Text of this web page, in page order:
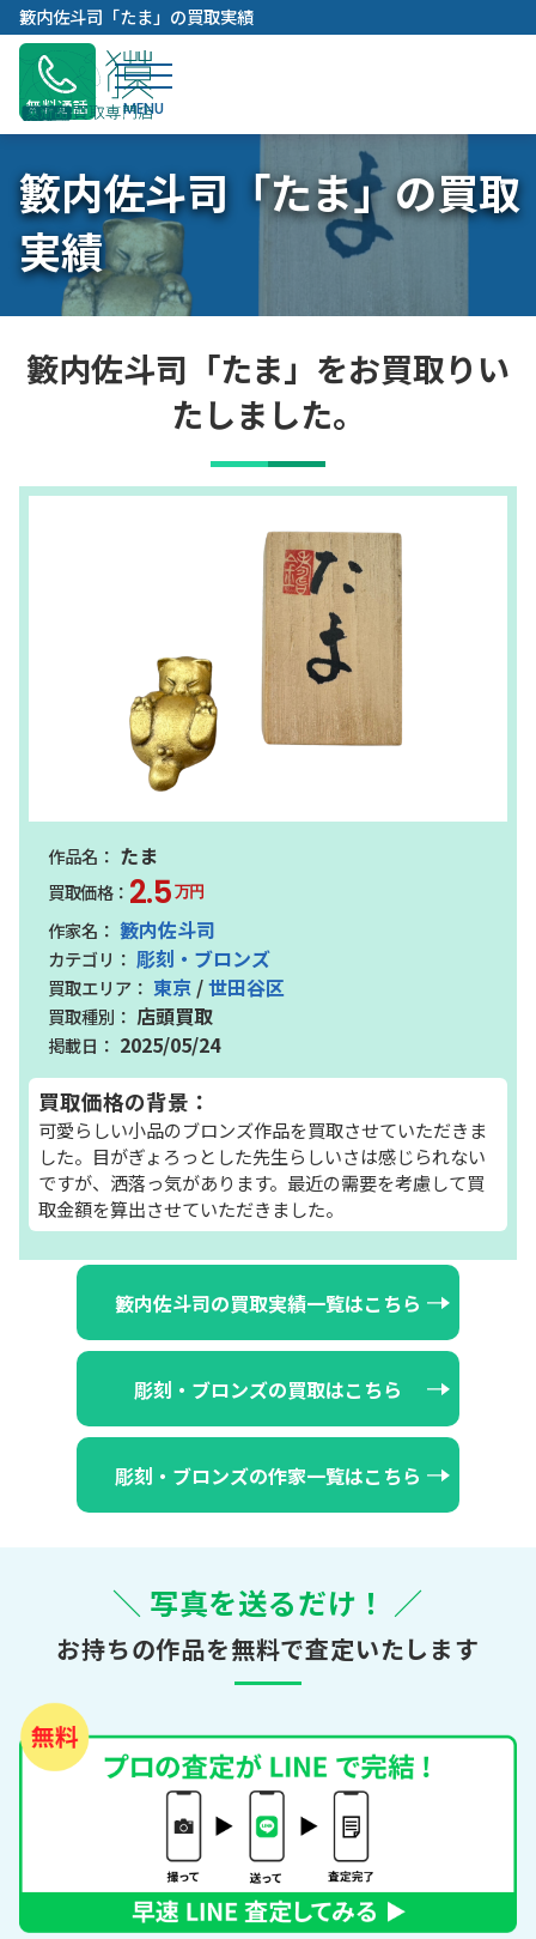
容
キ
プ
籔内佐斗司「たま」の買取実績
無料通話
籔内佐斗司「たま」の買取
実績
籔内佐斗司「たま」をお買取りい
たしました。
たま
2.5万円
籔内佐斗司
彫刻・ブロンズ
東京 /世田谷区
店頭買取
2025/05/24
買取価格の背景：
可愛らしい小品のブロンズ作品を買取させていただきま
した。目がぎょろっとした先生らしいさは感じられない
ですが、洒落っ気があります。最近の需要を考慮して買
取金額を算出させていただきました。
籔内佐斗司の買取実績一覧はこちら
彫刻・ブロンズの買取はこちら
彫刻・ブロンズの作家一覧はこちら
＼ 写真を送るだけ！ ／
お持ちの作品を無料で査定いたします